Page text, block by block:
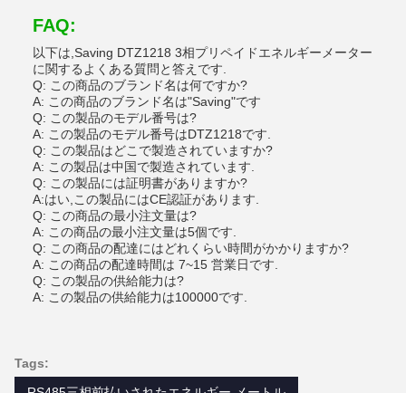
FAQ:
以下は,Saving DTZ1218 3相プリペイドエネルギーメーター
に関するよくある質問と答えです.
Q: この商品のブランド名は何ですか?
A: この商品のブランド名は"Saving"です
Q: この製品のモデル番号は?
A: この製品のモデル番号はDTZ1218です.
Q: この製品はどこで製造されていますか?
A: この製品は中国で製造されています.
Q: この製品には証明書がありますか?
A:はい,この製品にはCE認証があります.
Q: この商品の最小注文量は?
A: この商品の最小注文量は5個です.
Q: この商品の配達にはどれくらい時間がかかりますか?
A: この商品の配達時間は 7~15 営業日です.
Q: この製品の供給能力は?
A: この製品の供給能力は100000です.
Tags: